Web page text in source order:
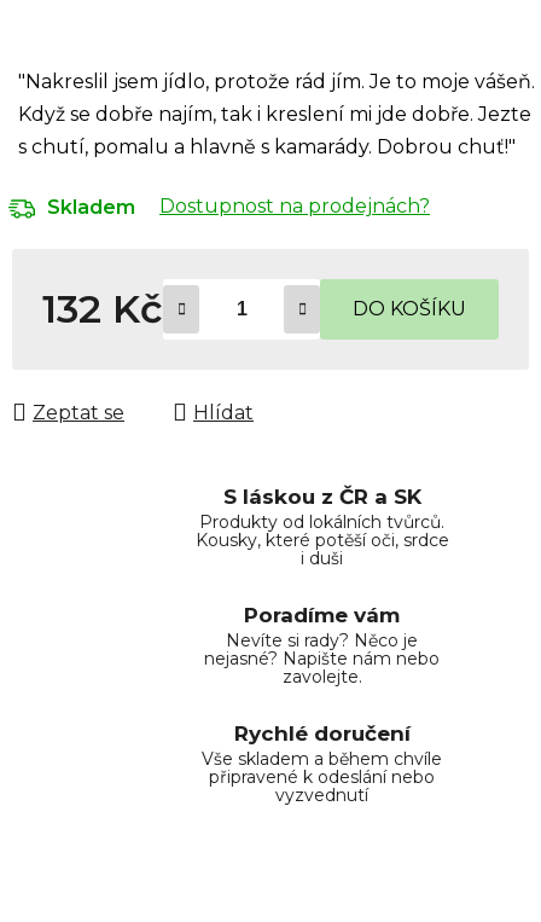
"Nakreslil jsem jídlo, protože rád jím. Je to moje vášeň.
Když se dobře najím, tak i kreslení mi jde dobře. Jezte
s chutí, pomalu a hlavně s kamarády. Dobrou chuť!"
Skladem Dostupnost na prodejnách?
132 Kč DO KOŠÍKU
Zeptat se Hlídat
S láskou z ČR a SK
Produkty od lokálních tvůrců.
Kousky, které potěší oči, srdce
i duši
Poradíme vám
Nevíte si rady? Něco je
nejasné? Napište nám nebo
zavolejte.
Rychlé doručení
Vše skladem a během chvíle
připravené k odeslání nebo
vyzvednutí